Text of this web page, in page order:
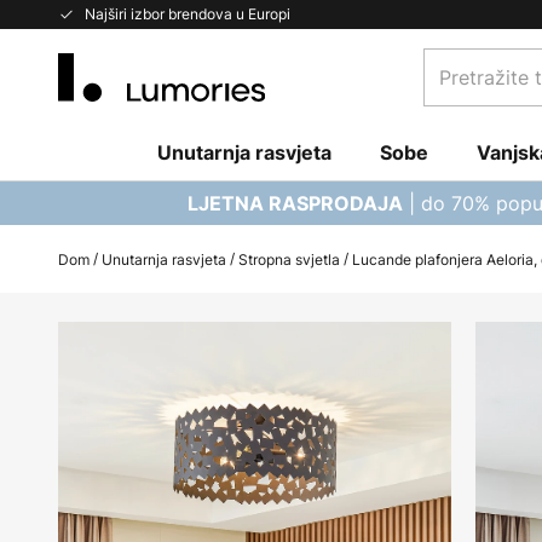
Najširi izbor brendova u Europi
Skip
Pretražite
trgovinu...
Unutarnja rasvjeta Sobe
LJETNA RASPRODAJA | do 70%
Dom Unutarnja rasvjeta Stropna svjetla Lucande plafonjera
images